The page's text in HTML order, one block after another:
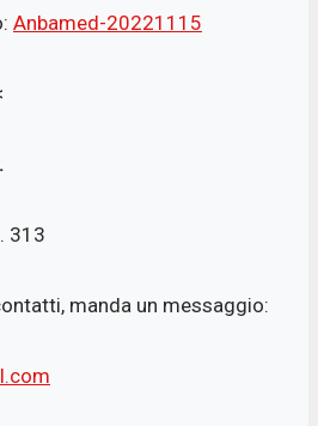
Anbamed-20221115
313
manda un messaggio: